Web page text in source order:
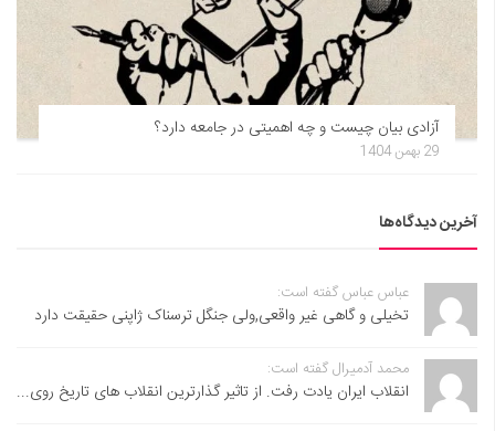
آزادی بیان چیست و چه اهمیتی در جامعه دارد؟
29 بهمن 1404
آخرین دیدگاه‌ها
عباس عباس گفته است:
تخیلی و گاهی غیر واقعی,ولی جنگل ترسناک ژاپنی حقیقت دارد
محمد آدمیرال گفته است:
انقلاب ایران یادت رفت. از تاثیر گذارترین انقلاب های تاریخ روی...